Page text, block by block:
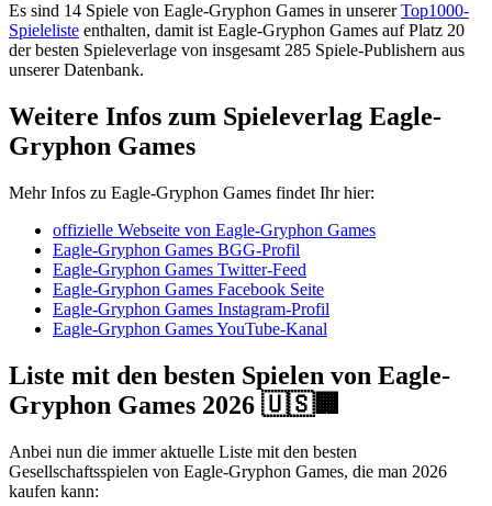
Es sind 14 Spiele von Eagle-Gryphon Games in unsererTop1000-
Spieleliste enthalten, damit ist Eagle-Gryphon Games auf Platz 20
der besten Spieleverlage von insgesamt 285 Spiele-Publishern aus
unserer Datenbank.
Weitere Infos zum Spieleverlag Eagle-
Gryphon Games
Mehr Infos zu Eagle-Gryphon Games findet Ihr hier:
offizielle Webseite von Eagle-Gryphon Games
Eagle-Gryphon Games BGG-Profil
Eagle-Gryphon Games Twitter-Feed
Eagle-Gryphon Games Facebook Seite
Eagle-Gryphon Games Instagram-Profil
Eagle-Gryphon Games YouTube-Kanal
Liste mit den besten Spielen von Eagle-
Gryphon Games 2026 🇺🇸🏢
Anbei nun die immer aktuelle Liste mit den besten
Gesellschaftsspielen von Eagle-Gryphon Games, die man 2026
kaufen kann: